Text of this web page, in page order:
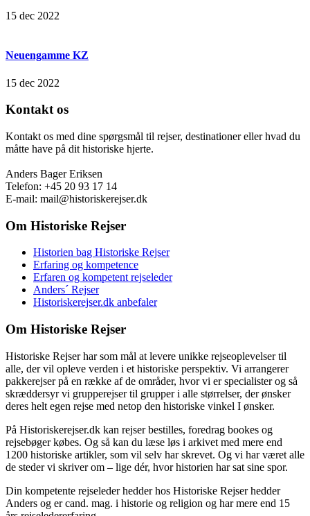
15 dec 2022
Neuengamme KZ
15 dec 2022
Kontakt os
Kontakt os med dine spørgsmål til rejser, destinationer eller hvad du
måtte have på dit historiske hjerte.
Anders Bager Eriksen
Telefon: +45 20 93 17 14
E-mail: mail@historiskerejser.dk
Om Historiske Rejser
Historien bag Historiske Rejser
Erfaring og kompetence
Erfaren og kompetent rejseleder
Anders´ Rejser
Historiskerejser.dk anbefaler
Om Historiske Rejser
Historiske Rejser har som mål at levere unikke rejseoplevelser til
alle, der vil opleve verden i et historiske perspektiv. Vi arrangerer
pakkerejser på en række af de områder, hvor vi er specialister og så
skræddersyr vi grupperejser til grupper i alle størrelser, der ønsker
deres helt egen rejse med netop den historiske vinkel I ønsker.
På Historiskerejser.dk kan rejser bestilles, foredrag bookes og
rejsebøger købes. Og så kan du læse løs i arkivet med mere end
1200 historiske artikler, som vil selv har skrevet. Og vi har været alle
de steder vi skriver om – lige dér, hvor historien har sat sine spor.
Din kompetente rejseleder hedder hos Historiske Rejser hedder
Anders og er cand. mag. i historie og religion og har mere end 15